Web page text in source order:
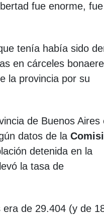
fue enorme, fue
tenía había sido
en cárceles
la provincia por su
de Buenos Aires
datos de la
detenida en la
la tasa de
era de 29.404 (y de